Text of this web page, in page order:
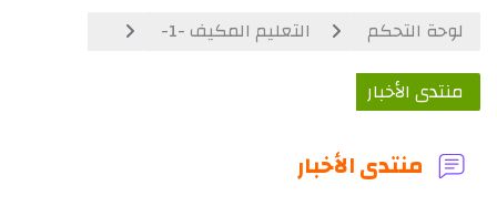
لوحة التحكم
التعليم المكيف -1-
منتدى الأخبار
منتدى الأخبار